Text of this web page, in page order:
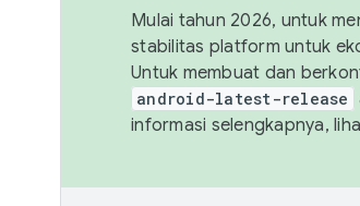
Mulai tahun 2026, untuk
stabilitas platform untuk
Untuk membuat dan
android-latest-release
informasi selengkapnya,